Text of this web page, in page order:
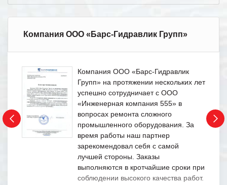
Компания ООО «Барс-Гидравлик Групп»
Компания ООО «Барс-Гидравлик
Групп» на протяжении нескольких лет
успешно сотрудничает с ООО
«Инженерная компания 555» в
вопросах ремонта сложного
промышленного оборудования. За
время работы наш партнер
зарекомендовал себя с самой
лучшей стороны. Заказы
выполняются в кротчайшие сроки при
соблюдении высокого качества работ.